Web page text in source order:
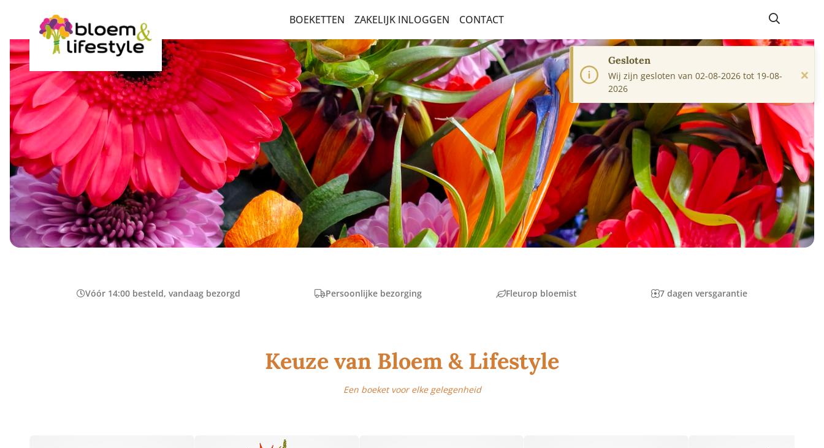
BOEKETTEN
BEDANKT EN ZOMAAR
BETERSCHAP EN STERKTE
BESTSELLERS
CADEAUBONNEN
BOEKETTEN
LEIDSE BOEKETTEN
LUXE-CADEAUBOEKETTEN
SEIZOENSBOEKETTEN
VERJAARDAG EN FELICITATIE
MEEST DUURZAME KEUZE
ROUW EN CONDOLEANCE
ZAKELIJK INLOGGEN CONTACT
Vóór 14:00 besteld, vandaag bezorgd Persoonlijke bezorging Fleurop bloemist 7 dagen versgarantie
Keuze van Bloem & Lifestyle
Een boeket voor elke gelegenheid
Gesloten
Wij zijn gesloten van 02-08-2026 tot 19-08-
2026
×